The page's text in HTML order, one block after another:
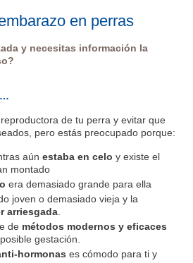
en perras
y necesitas información la
de tu perra y evitar que
pero estás preocupado porque:
aún estaba en celo y existe el
montado
era demasiado grande para ella
joven o demasiado vieja y la
arriesgada
de métodos modernos y eficaces
gestación.
hormonas es cómodo para ti y